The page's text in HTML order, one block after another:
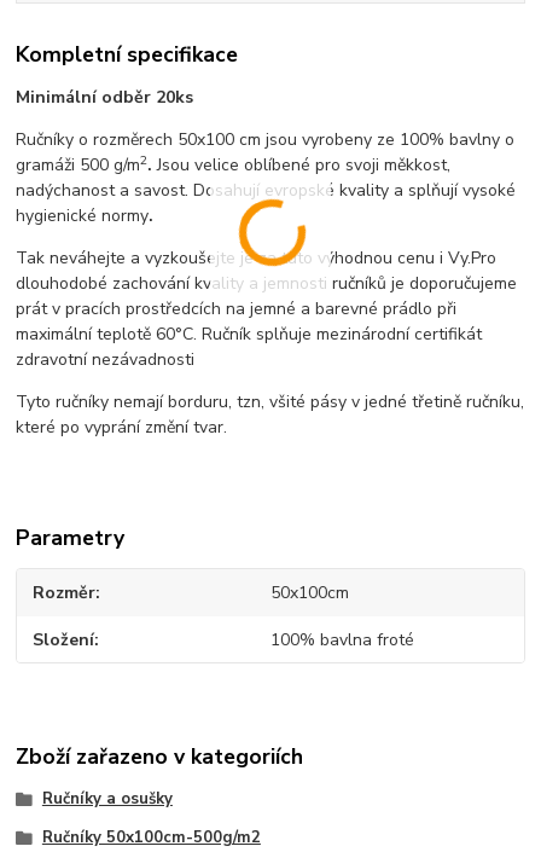
Kompletní specifikace
Minimální odběr 20ks
Ručníky o rozměrech 50x100 cm jsou vyrobeny ze 100% bavlny o
gramáži 500 g/m2.Jsou velice oblíbené pro svoji měkkost,
nadýchanost a savost. Dosahují evropské kvality a splňují vysoké
hygienické normy.
Tak neváhejte a vyzkoušejte je za tuto výhodnou cenu i Vy.Pro
dlouhodobé zachování kvality a jemnosti ručníků je doporučujeme
prát v pracích prostředcích na jemné a barevné prádlo při
maximální teplotě 60°C. Ručník splňuje mezinárodní certifikát
zdravotní nezávadnosti
Tyto ručníky nemají borduru, tzn, všité pásy v jedné třetině ručníku,
které po vyprání změní tvar.
Parametry
Rozměr 50x100cm
Složení 100% bavlna froté
Zboží zařazeno v kategoriích
Ručníky a osušky
Ručníky 50x100cm-500g/m2